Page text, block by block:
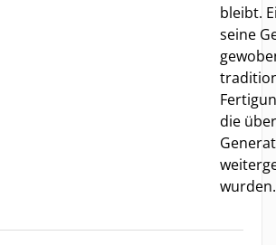
bleibt.
seine
die über
wurden.